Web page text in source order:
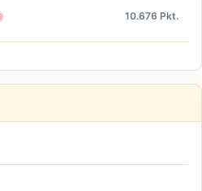
10.676 Pkt.